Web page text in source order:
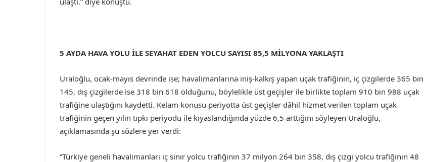
5 AYDA HAVA YOLU İLE SEYAHAT EDEN YOLCU SAYISI 85,5 MİLYONA YAKLAŞTI
Uraloğlu, ocak-mayıs devrinde ise; havalimanlarına iniş-kalkış yapan uçak trafiğinin, iç çizgilerde 365 bin
145, dış çizgilerde ise 318 bin 618 olduğunu, böylelikle üst geçişler ile birlikte toplam 910 bin 988 uçak
trafiğine ulaştığını kaydetti. Kelam konusu periyotta üst geçişler dâhil hizmet verilen toplam uçak
trafiğinin geçen yılın tıpkı periyodu ile kıyaslandığında yüzde 6,5 arttığını söyleyen Uraloğlu,
açıklamasında şu sözlere yer verdi:
“Türkiye geneli havalimanları iç sınır yolcu trafiğinin 37 milyon 264 bin 358, dış çizgi yolcu trafiğinin 48